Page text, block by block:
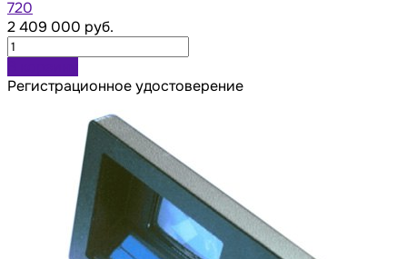
720
2 409 000 руб.
Регистрационное удостоверение